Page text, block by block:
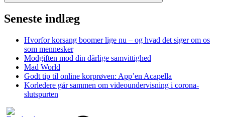
Seneste indlæg
Hvorfor korsang boomer lige nu – og hvad det siger om os
som mennesker
Modgiften mod din dårlige samvittighed
Mad World
Godt tip til online korprøven: App’en Acapella
Korledere går sammen om videoundervisning i corona-
slutspurten